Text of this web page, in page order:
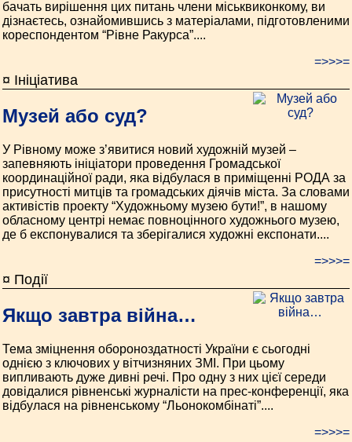
бачать вирішення цих питань члени міськвиконкому, ви
дізнаєтесь, ознайомившись з матеріалами, підготовленими
кореспондентом “Рівне Ракурса”....
=>>>=
¤ Ініціатива
Музей або суд?
У Рівному може з’явитися новий художній музей –
запевняють ініціатори проведення Громадської
координаційної ради, яка відбулася в приміщенні РОДА за
присутності митців та громадських діячів міста. За словами
активістів проекту “Художньому музею бути!”, в нашому
обласному центрі немає повноцінного художнього музею,
де б експонувалися та зберігалися художні експонати....
=>>>=
¤ Події
Якщо завтра війна…
Тема зміцнення обороноздатності України є сьогодні
однією з ключових у вітчизняних ЗМІ. При цьому
випливають дуже дивні речі. Про одну з них цієї середи
довідалися рівненські журналісти на прес-конференції, яка
відбулася на рівненському “Льонокомбінаті”....
=>>>=